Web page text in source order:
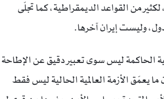
من القواعد الديمقراطية، كما تجلّى
وليست إيران آخرها.
الحاكمة ليس سوى تعبير دقيق عن الإطاحة
يعمّق الأزمة العالمية الحالية ليس فقط